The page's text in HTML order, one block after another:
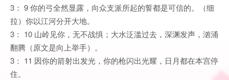
3： 9 你的弓全然显露，向众支派所起的誓都是可信的。（细
拉）你以江河分开大地。
3： 10 山岭见你，无不战惧；大水泛滥过去，深渊发声，汹涌
翻腾（原文是向上举手）。
3： 11 因你的箭射出发光，你的枪闪出光耀，日月都在本宫停
住。